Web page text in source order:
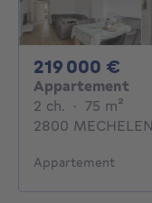
219 000 €
Appartement
2 ch. 2 chambres
· 75 m²
2800 MECHELEN
Appartement